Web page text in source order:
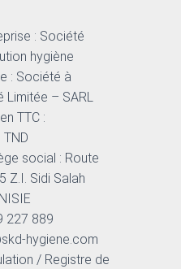
: Société
hygiène
: Société à
Limitée – SARL
TTC :
social : Route
Z.I. Sidi Salah
227 889
hygiene.com
/ Registre de